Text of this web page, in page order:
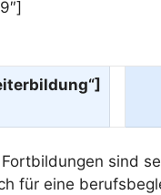
sind
für eine